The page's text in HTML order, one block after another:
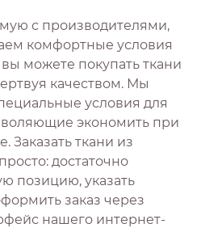
с производителями,
комфортные условия
можете покупать ткани
качеством. Мы
условия для
экономить при
Заказать ткани из
достаточно
позицию, указать
заказ через
нашего интернет-